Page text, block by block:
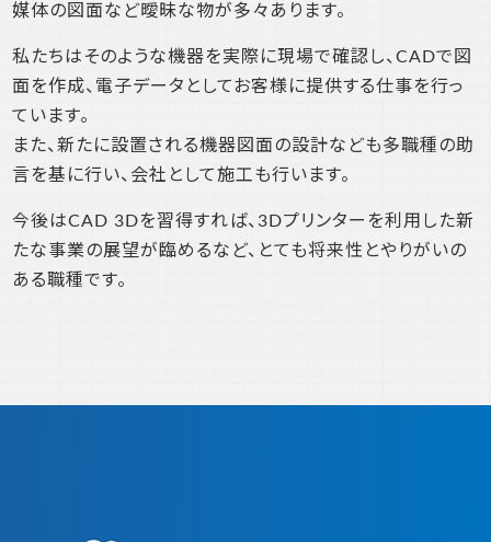
媒体の図面など曖昧な物が多々あります。
私たちはそのような機器を実際に現場で確認し、CADで図
面を作成、電子データとしてお客様に提供する仕事を行っ
ています。
また、新たに設置される機器図面の設計なども多職種の助
言を基に行い、会社として施工も行います。
今後はCAD 3Dを習得すれば、3Dプリンターを利用した新
たな事業の展望が臨めるなど、とても将来性とやりがいの
ある職種です。